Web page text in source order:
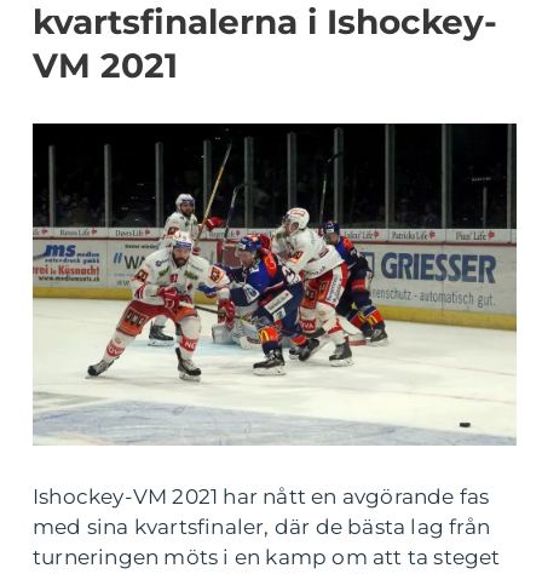
kvartsfinalerna i Ishockey-
VM 2021
Ishockey-VM 2021 har nått en avgörande fas
med sina kvartsfinaler, där de bästa lag från
turneringen möts i en kamp om att ta steget